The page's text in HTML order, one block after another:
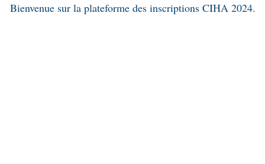
Bienvenue sur la plateforme des inscriptions CIHA 2024.